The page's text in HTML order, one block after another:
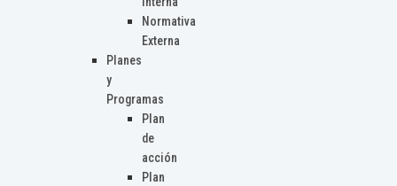
Normativa
Externa
Planes
y
Programas
Plan
de
acción
Plan